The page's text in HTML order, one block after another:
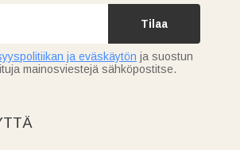
Tilaa
ja eväskäytön ja suostun
mainosviestejä sähköpostitse.